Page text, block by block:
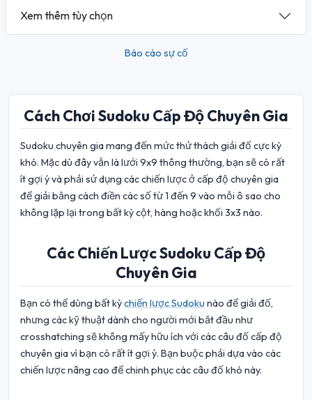
Xem thêm tùy chọn
Báo cáo sự cố
Cách Chơi Sudoku Cấp Độ Chuyên Gia
Sudoku chuyên gia mang đến mức thử thách giải đố cực kỳ
khó. Mặc dù đây vẫn là lưới 9x9 thông thường, bạn sẽ có rất
ít gợi ý và phải sử dụng các chiến lược ở cấp độ chuyên gia
để giải bằng cách điền các số từ 1 đến 9 vào mỗi ô sao cho
không lặp lại trong bất kỳ cột, hàng hoặc khối 3x3 nào.
Các Chiến Lược Sudoku Cấp Độ
Chuyên Gia
Bạn có thể dùng bất kỳchiến lược Sudoku nào để giải đố,
nhưng các kỹ thuật dành cho người mới bắt đầu như
crosshatching sẽ không mấy hữu ích với các câu đố cấp độ
chuyên gia vì bạn có rất ít gợi ý. Bạn buộc phải dựa vào các
chiến lược nâng cao để chinh phục các câu đố khó này.